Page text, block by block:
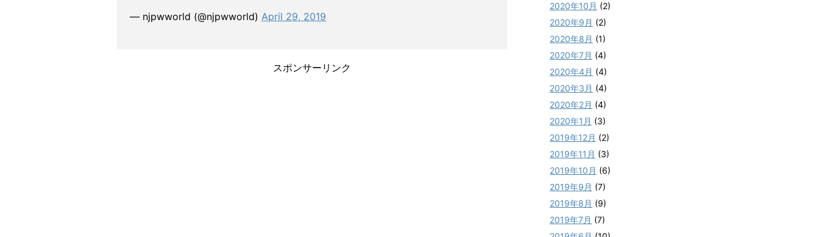
— njpwworld (@njpwworld) April 29, 2019
スポンサーリンク
2020年10月 (2)
2020年9月 (2)
2020年8月 (1)
2020年7月 (4)
2020年4月 (4)
2020年3月 (4)
2020年2月 (4)
2020年1月 (3)
2019年12月 (2)
2019年11月 (3)
2019年10月 (6)
2019年9月 (7)
2019年8月 (9)
2019年7月 (7)